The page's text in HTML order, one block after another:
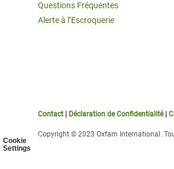
Cookie
Settings
Questions Fréquentes
Alerte à l’Escroquerie
Contact Déclaration de Confidentialité|
Copyright © 2023 Oxfam International.